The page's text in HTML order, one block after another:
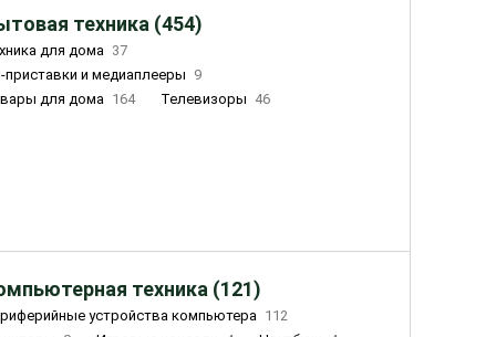
техника (454)
для дома 37
приставки и медиаплееры
9
для дома 164 Телевизоры 46
техника (121)
устройства компьютера 112